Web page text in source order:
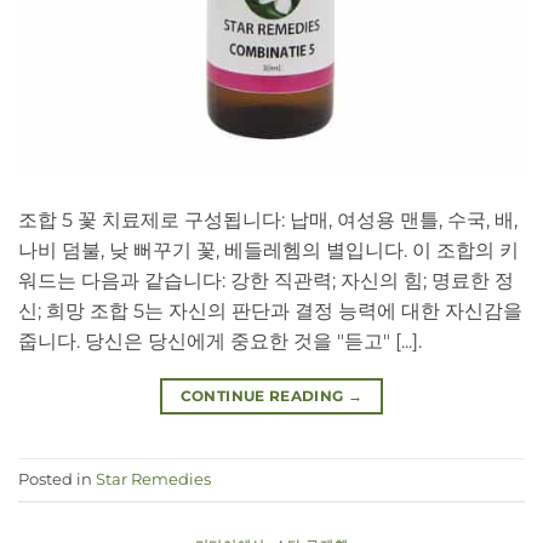
조합 5 꽃 치료제로 구성됩니다: 납매, 여성용 맨틀, 수국, 배,
나비 덤불, 낮 뻐꾸기 꽃, 베들레헴의 별입니다. 이 조합의 키
워드는 다음과 같습니다: 강한 직관력; 자신의 힘; 명료한 정
신; 희망 조합 5는 자신의 판단과 결정 능력에 대한 자신감을
줍니다. 당신은 당신에게 중요한 것을 "듣고" [...].
CONTINUE READING →
Posted in Star Remedies